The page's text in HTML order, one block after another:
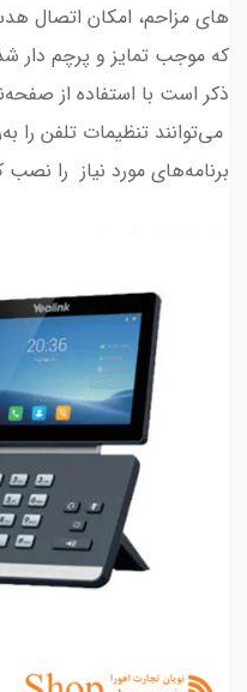
های مزاحم، امکان اتصال
که موجب تمایز و پرچم دار
ذکر است با استفاده از
می‌توانند تنظیمات تلفن
برنامه‌های مورد نیاز را نصب